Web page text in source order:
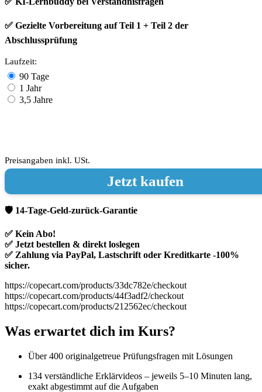
✅ Gezielte Vorbereitung auf Teil 1 + Teil 2 der
Abschlussprüfung
Laufzeit:
90 Tage
1 Jahr
3,5 Jahre
Preisangaben inkl. USt.
Jetzt kaufen
🛡️ 14-Tage-Geld-zurück-Garantie
✅ Kein Abo!
✅ Jetzt bestellen & direkt loslegen
✅ Zahlung via PayPal, Lastschrift oder Kreditkarte -100%
sicher.
https://copecart.com/products/33dc782e/checkout
https://copecart.com/products/44f3adf2/checkout
https://copecart.com/products/212562ec/checkout
Was erwartet dich im Kurs?
Über 400 originalgetreue Prüfungsfragen mit Lösungen
134 verständliche Erklärvideos – jeweils 5–10 Minuten lang,
exakt abgestimmt auf die Aufgaben